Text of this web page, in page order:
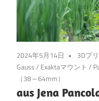
2024年5月14日 3Dプ
Gauss/ Exaktaマウント /
（38～64mm）
aus Jena